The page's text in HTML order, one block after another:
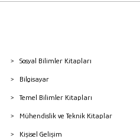
Sosyal Bilimler Kitapları
Bilgisayar
Temel Bilimler Kitapları
Mühendislik ve Teknik Kitaplar
Kişisel Gelişim